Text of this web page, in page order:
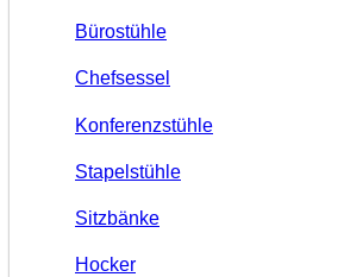
Bürostühle
Chefsessel
Konferenzstühle
Stapelstühle
Sitzbänke
Hocker